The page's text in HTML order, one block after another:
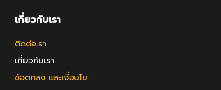
เกี่ยวกับเรา
ติดต่อเรา
เกี่ยวกับเรา
ข้อตกลง และเงื่อนไข